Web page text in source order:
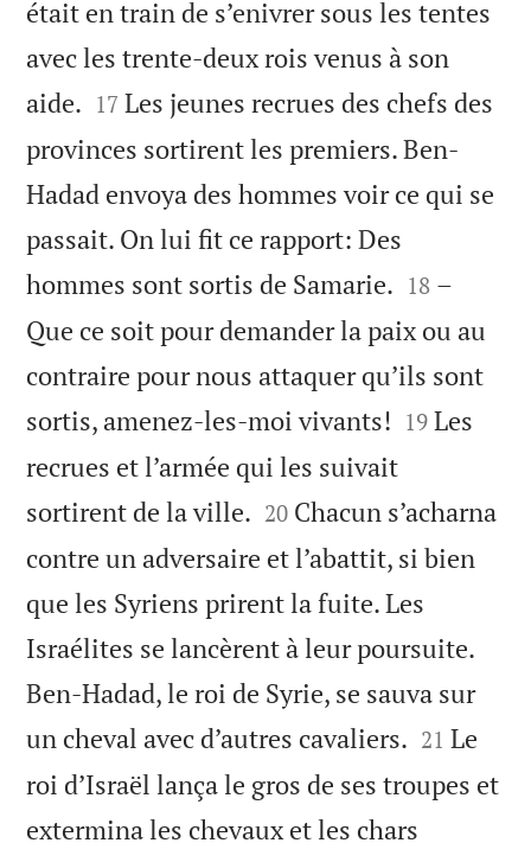
était en train de s’enivrer sous les tentes
avec les trente-deux rois venus à son
aide. 

17 Les jeunes recrues des chefs des
provinces sortirent les premiers. Ben-
Hadad envoya des hommes voir ce qui se
passait. On lui fit ce rapport: Des
hommes sont sortis de Samarie. 

18 –
Que ce soit pour demander la paix ou au
contraire pour nous attaquer qu’ils sont
sortis, amenez-les-moi vivants! 

19 Les
recrues et l’armée qui les suivait
sortirent de la ville. 

20 Chacun s’acharna
contre un adversaire et l’abattit, si bien
que les Syriens prirent la fuite. Les
Israélites se lancèrent à leur poursuite.
Ben-Hadad, le roi de Syrie, se sauva sur
un cheval avec d’autres cavaliers. 

21 Le
roi d’Israël lança le gros de ses troupes et
extermina les chevaux et les chars